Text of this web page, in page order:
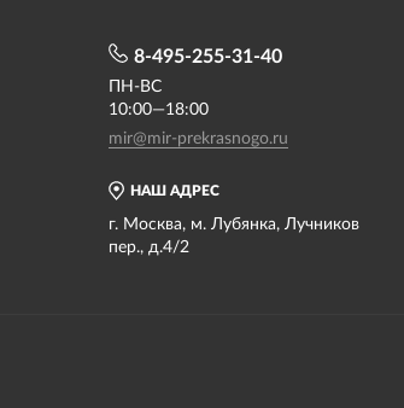
НАШ АДРЕС
г. Москва, м. Лубянка, Лучников
пер., д.4/2
8-495-255-31-40
ПН-ВС
10:00—18:00
mir@mir-prekrasnogo.ru